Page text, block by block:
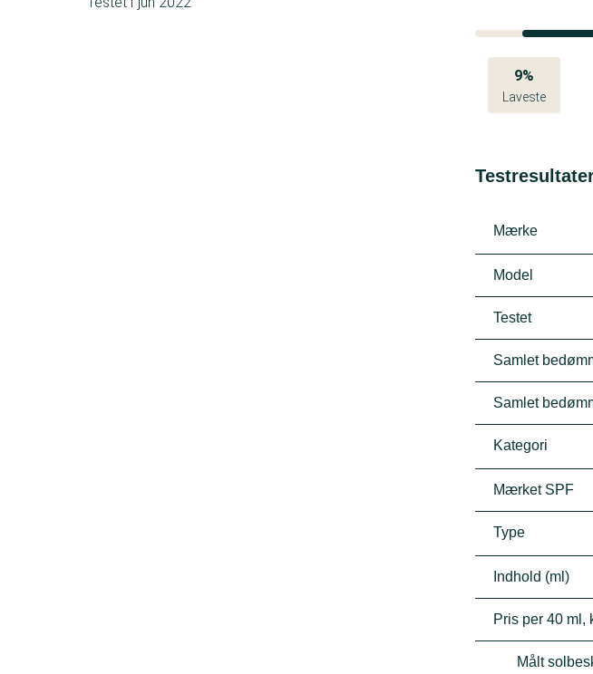
9%
Laveste
Mærke
Model
Testet
Samlet
Samlet
Kategori
Mærket SPF
Type
Indhold (ml)
Pris per 40 ml,
Målt